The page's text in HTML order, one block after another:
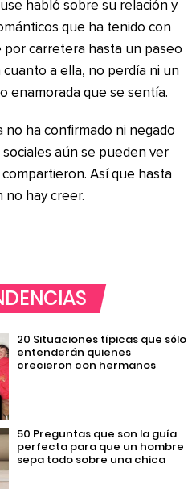
habló sobre su relación y
que ha tenido con
por carretera hasta un paseo
a ella, no perdía ni un
enamorada que se sentía.
no ha confirmado ni negado
aún se pueden ver
Así que hasta
no hay creer.
20 Situaciones típicas que sólo
entenderán quienes
crecieron con hermanos
50 Preguntas que son la guía
perfecta para que un hombre
sepa todo sobre una chica